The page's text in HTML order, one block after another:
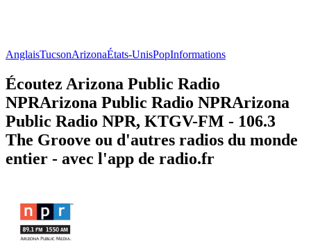
AnglaisTucsonArizonaÉtats-UnisPopInformations
Écoutez Arizona Public Radio
NPRArizona Public Radio NPRArizona
Public Radio NPR, KTGV-FM - 106.3
The Groove ou d'autres radios du monde
entier - avec l'app de radio.fr